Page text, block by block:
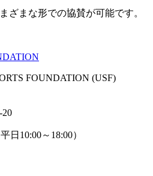
ざまな形での協賛が可能です。
FOUNDATION (USF)
日10:00～18:00）